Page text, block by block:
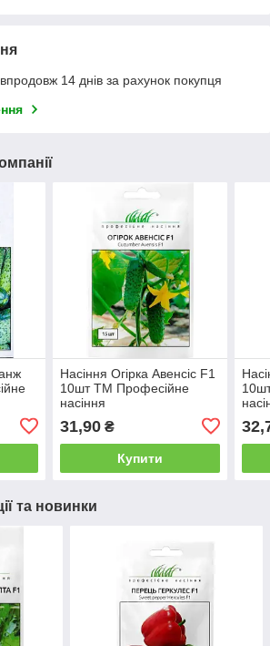
14 днів за рахунок покупця
Насіння Огірка Авенсіс F1
10шт ТМ Професійне
насіння
31,90₴
Купити
та новинки